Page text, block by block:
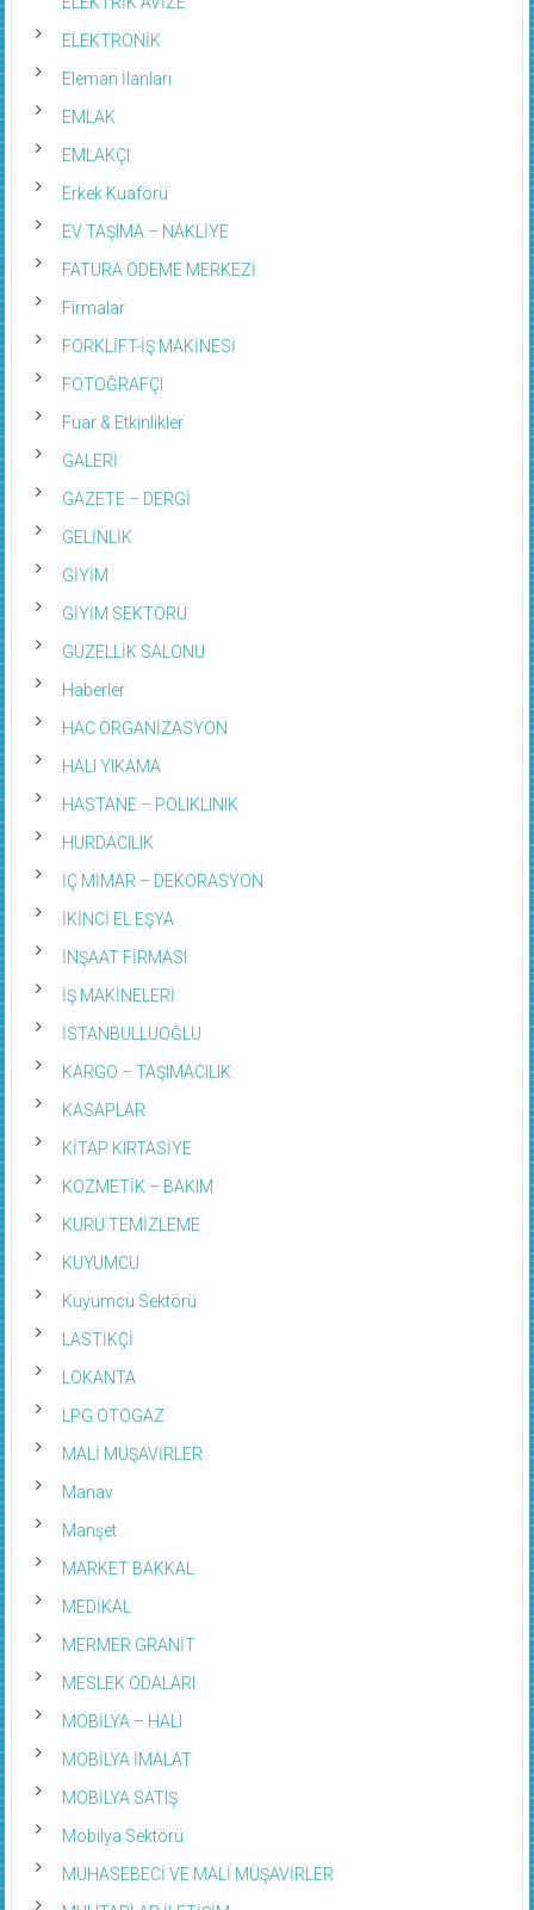
ELEKTRONİK
Eleman İlanları
EMLAK
EMLAKÇI
Erkek Kuaförü
EV TAŞIMA – NAKLİYE
FATURA ÖDEME MERKEZİ
Firmalar
FORKLİFT-İŞ MAKİNESİ
FOTOĞRAFÇI
Fuar & Etkinlikler
GALERİ
GAZETE – DERGİ
GELİNLİK
GİYİM
GİYİM SEKTÖRÜ
GÜZELLİK SALONU
Haberler
HAC ORGANİZASYON
HALI YIKAMA
HASTANE – POLIKLINIK
HURDACILIK
İÇ MİMAR – DEKORASYON
İKİNCİ EL EŞYA
İNŞAAT FİRMASI
İŞ MAKİNELERİ
İSTANBULLUOĞLU
KARGO – TAŞIMACILIK
KASAPLAR
KİTAP KIRTASİYE
KOZMETİK – BAKIM
KURU TEMİZLEME
KUYUMCU
Kuyumcu Sektörü
LASTİKÇİ
LOKANTA
LPG OTOGAZ
MALİ MÜŞAVİRLER
Manav
Manşet
MARKET BAKKAL
MEDİKAL
MERMER GRANİT
MESLEK ODALARI
MOBİLYA – HALI
MOBİLYA İMALAT
MOBİLYA SATIŞ
Mobilya Sektörü
MUHASEBECİ VE MALİ MÜŞAVİRLER